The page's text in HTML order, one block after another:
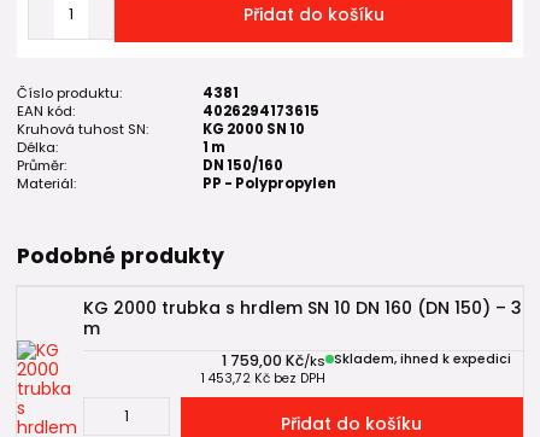
Přidat do košíku
Číslo produktu:
4381
EAN kód:
4026294173615
Kruhová tuhost SN:
KG 2000 SN 10
Délka:
1 m
Průměr:
DN 150/160
Materiál:
PP - Polypropylen
Podobné produkty
KG 2000 trubka s hrdlem SN 10 DN 160 (DN 150) – 3
m
1 759,00 Kč/ks
1 453,72 Kč bez DPH
Skladem, ihned k expedici
Přidat do košíku